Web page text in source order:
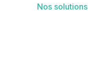
Nos solutions